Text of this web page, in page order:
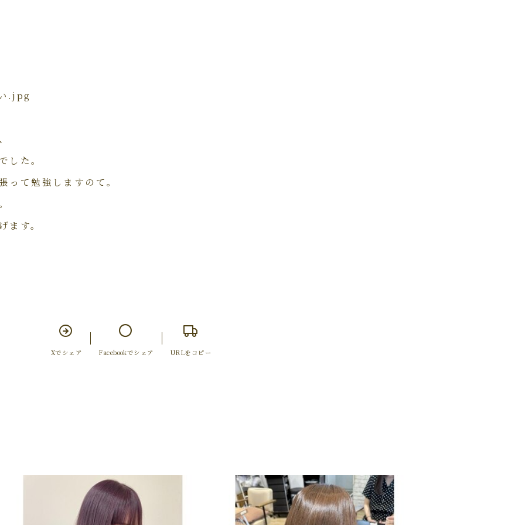
した。
って勉強しますのて。
ます。
Xでシェア Facebookでシェア URLをコピー